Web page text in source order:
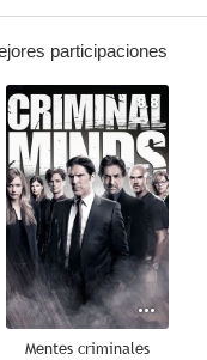
participaciones
8.8
Mentes criminales